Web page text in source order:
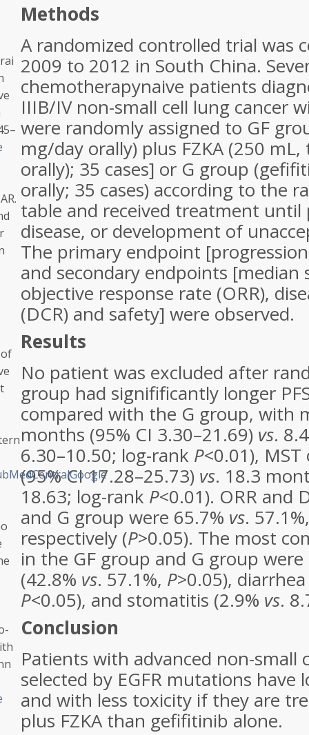
Methods
A randomized controlled trial was
2009 to 2012 in South China.
chemotherapynaive patients
IIIB/IV non-small cell lung cancer
were randomly assigned to GF
mg/day orally) plus FZKA (250
orally); 35 cases] or G group
orally; 35 cases) according to the
table and received treatment
disease, or development of
The primary endpoint
and secondary endpoints [median
objective response rate (ORR),
(DCR) and safety] were observed.
Results
No patient was excluded after
group had signifificantly longer
compared with the G group, with
months (95% CI 3.30–21.69) vs.
6.30–10.50; log-rank P<0.01),
(95% CI 17.28–25.73) vs. 18.3
18.63; log-rank P<0.01). ORR and
and G group were 65.7% vs.
respectively (P>0.05). The most
in the GF group and G group
(42.8% vs. 57.1%, P>0.05),
P<0.05), and stomatitis (2.9% vs.
Conclusion
Patients with advanced non-small
selected by EGFR mutations have
and with less toxicity if they are
plus FZKA than gefifitinib alone.
Google